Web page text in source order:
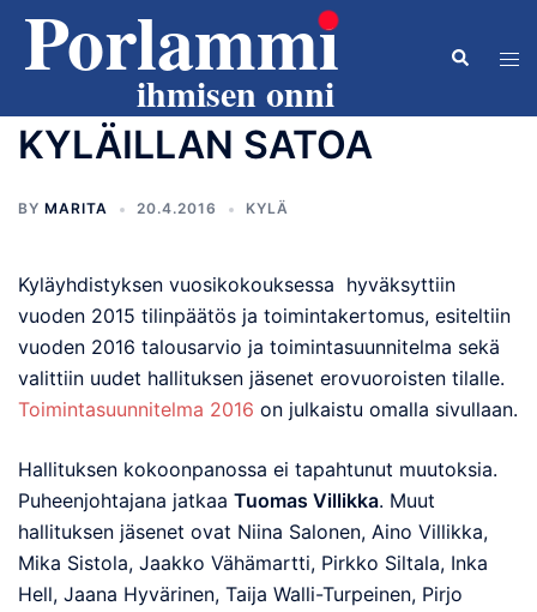
Skip
content
Search
KYLÄILLAN SATOA
BY MARITA 20.4.2016 KYLÄ
Kyläyhdistyksen vuosikokouksessa hyväksyttiin
vuoden 2015 tilinpäätös ja toimintakertomus, esiteltiin
vuoden 2016 talousarvio ja toimintasuunnitelma sekä
valittiin uudet hallituksen jäsenet erovuoroisten tilalle.
Toimintasuunnitelma 2016 on julkaistu omalla sivullaan.
Hallituksen kokoonpanossa ei tapahtunut muutoksia.
Puheenjohtajana jatkaa Tuomas Villikka. Muut
hallituksen jäsenet ovat Niina Salonen, Aino Villikka,
Mika Sistola, Jaakko Vähämartti, Pirkko Siltala, Inka
Hell, Jaana Hyvärinen, Taija Walli-Turpeinen, Pirjo